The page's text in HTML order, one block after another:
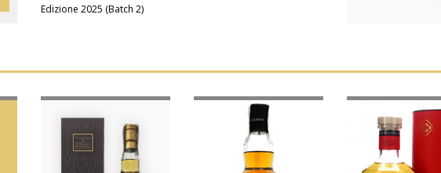
Edizione 2025 (Batch 2)